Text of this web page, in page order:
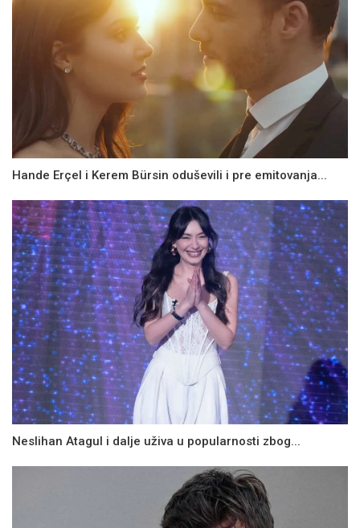
Hande Erçel i Kerem Bürsin oduševili i pre emitovanja...
Neslihan Atagul i dalje uživa u popularnosti zbog...